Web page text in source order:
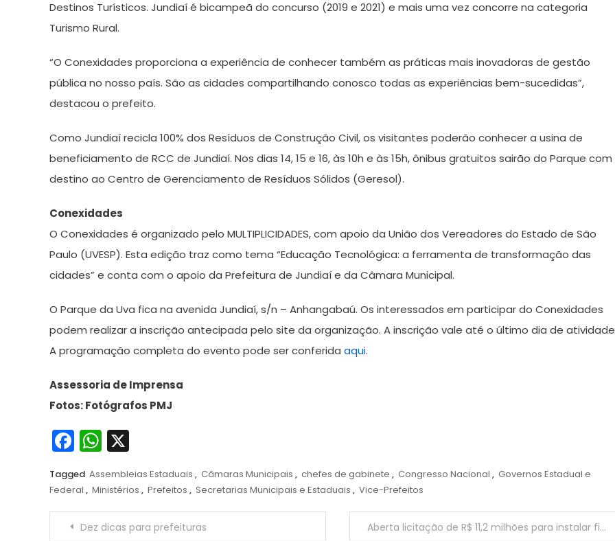
Destinos Turísticos. Jundiaí é bicampeã do concurso (2019 e 2021) e mais uma vez concorre na categoria
Turismo Rural.
“O Conexidades proporciona a experiência de conhecer também as práticas mais inovadoras de gestão
pública no nosso país. São as cidades compartilhando conosco todas as experiências bem-sucedidas”,
destacou o prefeito.
Como Jundiaí recicla 100% dos Resíduos de Construção Civil, os visitantes poderão conhecer a usina de
beneficiamento de RCC de Jundiaí. Nos dias 14, 15 e 16, às 10h e às 15h, ônibus gratuitos sairão do Parque com
destino ao Centro de Gerenciamento de Resíduos Sólidos (Geresol).
Conexidades
O Conexidades é organizado pelo MULTIPLICIDADES, com apoio da União dos Vereadores do Estado de São
Paulo (UVESP). Esta edição traz como tema “Educação Tecnológica: a ferramenta de transformação das
cidades” e conta com o apoio da Prefeitura de Jundiaí e da Câmara Municipal.
O Parque da Uva fica na avenida Jundiaí, s/n – Anhangabaú. Os interessados em participar do Conexidades
podem realizar a inscrição antecipada pelo site da organização. A inscrição vale até o último dia de
A programação completa do evento pode ser conferida aqui.
Assessoria de Imprensa
Fotos: Fotógrafos PMJ
Facebook
WhatsApp
Tagged Assembleias Estaduais , Câmaras Municipais , chefes de gabinete , Congresso Nacional , Governos Estadual e
Federal , Ministérios , Prefeitos , Secretarias Municipais e Estaduais , Vice-Prefeitos
Navegação
Dez dicas para prefeituras Aberta licitação de R$ 11,2 milhões para instalar fibra óptica na Rui Barbosa